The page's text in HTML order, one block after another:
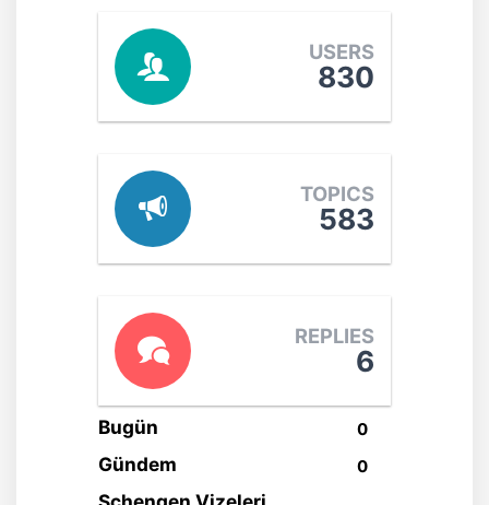
USERS
830
TOPICS
583
REPLIES
6
Bugün 0
Gündem 0